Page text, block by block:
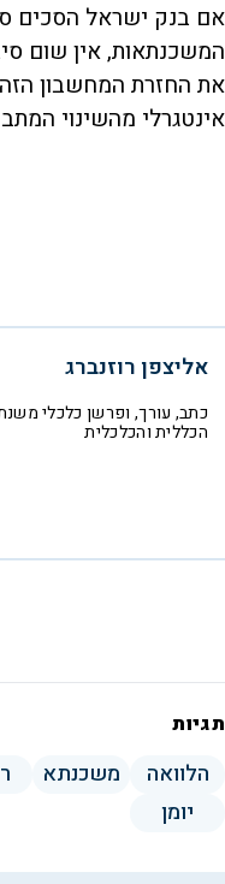
אם בנק ישראל הסכים
המשכנתאות, אין שום
את החזרת המחשבון הזה
אינטגרלי מהשינוי
אליצפן רוזנברג
הכללית והכלכלית
תגיות
הלוואה משכנתא
יומן